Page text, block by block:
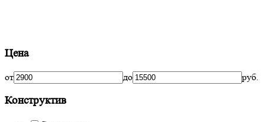
Цена
от до руб.
Конструктив